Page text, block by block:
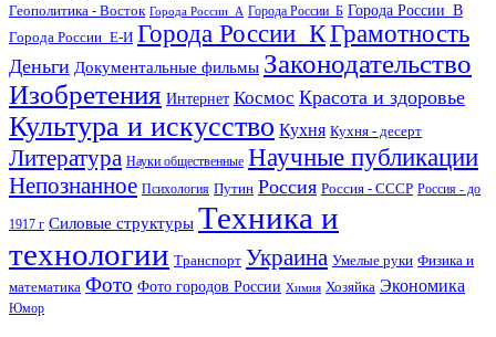
Геополитика - Восток Города России_А Города России_Б Города России_В
Города России_Е-И Города России_КГрамотность
Деньги Документальные фильмы Законодательство
Изобретения Интернет Космос Красота и здоровье
Культура и искусство Кухня Кухня - десерт
Литература Науки общественные Научные публикации
Непознанное Психология Путин Россия Россия - СССР Россия - до
1917 г Силовые структуры Техника и
технологии Транспорт Украина Умелые руки Физика и
математика Фото Фото городов России Химия Хозяйка Экономика
Юмор